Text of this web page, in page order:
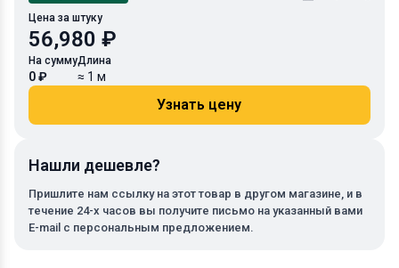
Цена за штуку
56,980 ₽
На сумму
0 ₽
Длина
≈ 1 м
Узнать цену
Нашли дешевле?
Пришлите нам ссылку на этот товар в другом магазине, и в
течение 24-х часов вы получите письмо на указанный вами
E-mail с персональным предложением.